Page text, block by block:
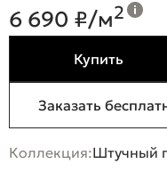
6 690 ₽/м2
Купить
Заказать
Коллекция:Штучный